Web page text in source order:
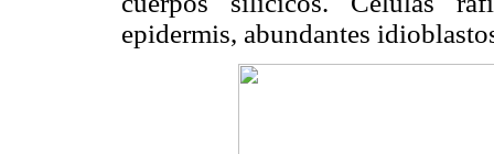
epidermis, abundantes